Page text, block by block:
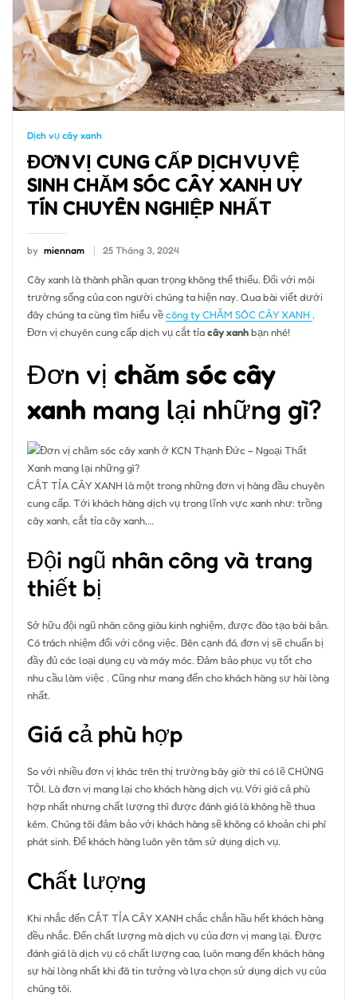
Dịch vụ cây xanh
ĐƠN VỊ CUNG CẤP DỊCH VỤ VỆ
SINH CHĂM SÓC CÂY XANH UY
TÍN CHUYÊN NGHIỆP NHẤT
by miennam 25 Tháng 3, 2024
Cây xanh là thành phần quan trọng không thể thiếu. Đối với môi
trường sống của con người chúng ta hiện nay. Qua bài viết dưới
đây chúng ta cùng tìm hiểu vềcông ty CHĂM SÓC CÂY XANH .
Đơn vị chuyên cung cấp dịch vụ cắt tỉacây xanhbạn nhé!
Đơn vị chăm sóc cây
xanh mang lại những gì?
CẮT TỈA CÂY XANH là một trong những đơn vị hàng đầu chuyên
cung cấp. Tới khách hàng dịch vụ trong lĩnh vực xanh như: trồng
cây xanh, cắt tỉa cây xanh,…
Đội ngũ nhân công và trang
thiết bị
Sở hữu đội ngũ nhân công giàu kinh nghiệm, được đào tạo bài bản.
Có trách nhiệm đối với công việc. Bên cạnh đó, đơn vị sẽ chuẩn bị
đầy đủ các loại dụng cụ và máy móc. Đảm bảo phục vụ tốt cho
nhu cầu làm việc . Cũng như mang đến cho khách hàng sự hài lòng
nhất.
Giá cả phù hợp
So với nhiều đơn vị khác trên thị trường bây giờ thì có lẽ CHÚNG
TÔI. Là đơn vị mang lại cho khách hàng dịch vụ. Với giá cả phù
hợp nhất nhưng chất lượng thì được đánh giá là không hề thua
kém. Chúng tôi đảm bảo với khách hàng sẽ không có khoản chi phí
phát sinh. Để khách hàng luôn yên tâm sử dụng dịch vụ.
Chất lượng
Khi nhắc đến CẮT TỈA CÂY XANH chắc chắn hầu hết khách hàng
đều nhắc. Đến chất lượng mà dịch vụ của đơn vị mang lại. Được
đánh giá là dịch vụ có chất lượng cao, luôn mang đến khách hàng
sự hài lòng nhất khi đã tin tưởng và lựa chọn sử dụng dịch vụ của
chúng tôi.